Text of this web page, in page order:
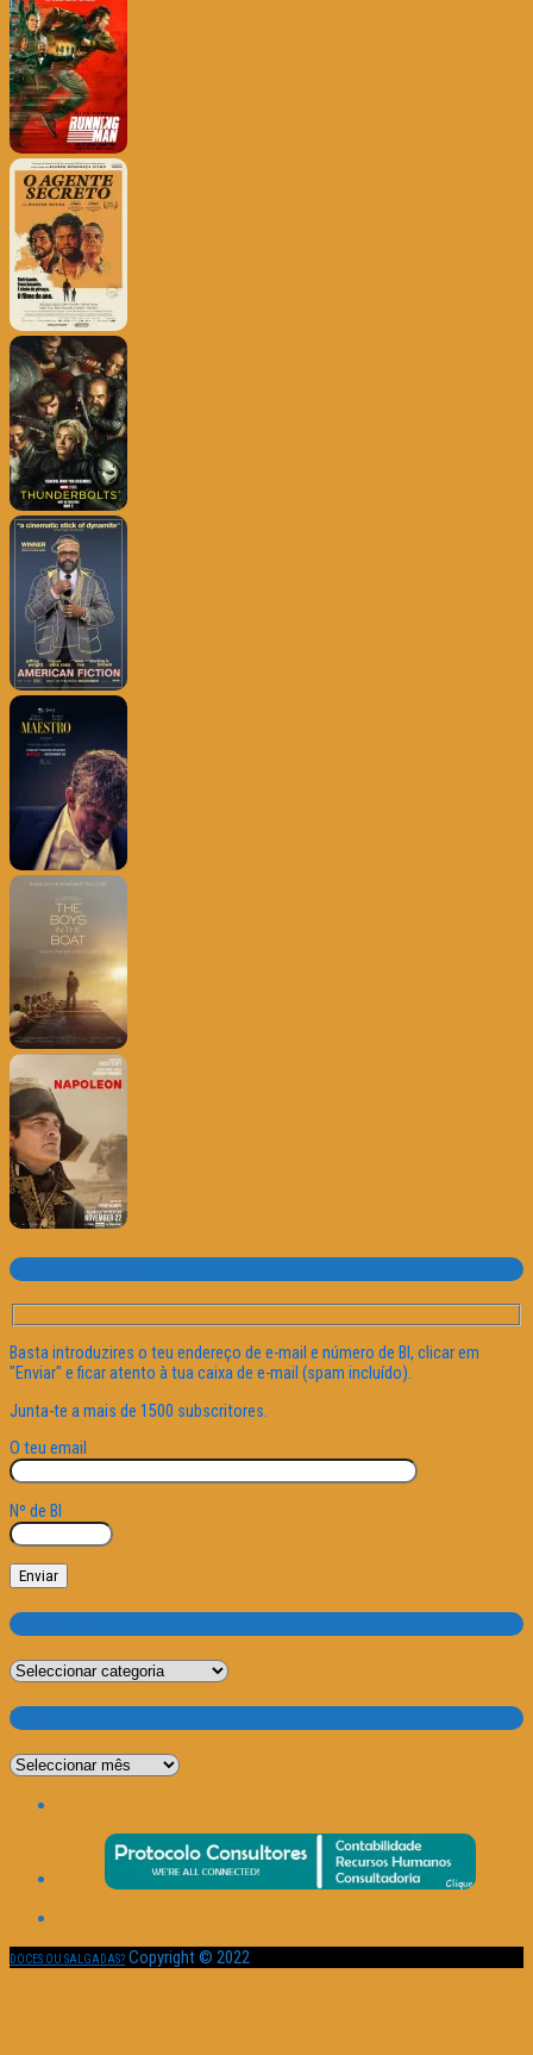
Subscrever o site
Basta introduzires o teu endereço de e-mail e número de BI, clicar em
"Enviar" e ficar atento à tua caixa de e-mail (spam incluído).
Junta-te a mais de 1500 subscritores.
O teu email
Nº de BI
Categorias
Categorias
Por Data
Por
DOCES OU SALGADAS? Copyright © 2022